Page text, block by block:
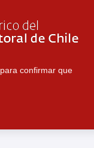
confirmar que